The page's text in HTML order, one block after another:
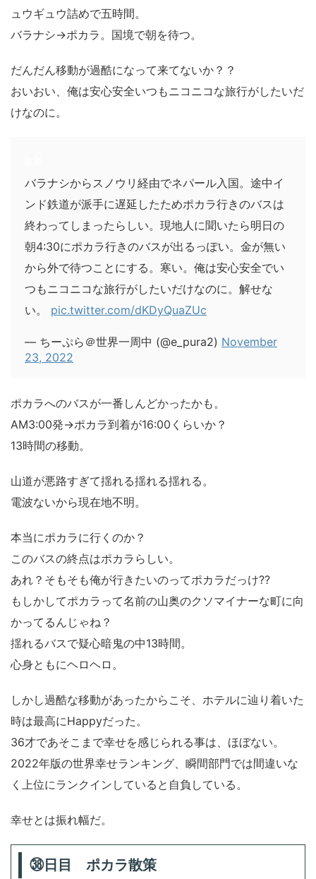
ュウギュウ詰めで五時間。
バラナシ→ポカラ。国境で朝を待つ。
だんだん移動が過酷になって来てないか？？
おいおい、俺は安心安全いつもニコニコな旅行がしたいだ
けなのに。
バラナシからスノウリ経由でネパール入国。途中イ
ンド鉄道が派手に遅延したためポカラ行きのバスは
終わってしまったらしい。現地人に聞いたら明日の
朝4:30にポカラ行きのバスが出るっぽい。金が無い
から外で待つことにする。寒い。俺は安心安全でい
つもニコニコな旅行がしたいだけなのに。解せな
い。 pic.twitter.com/dKDyQuaZUc
— ちーぷら＠世界一周中 (@e_pura2) November
23, 2022
ポカラへのバスが一番しんどかったかも。
AM3:00発→ポカラ到着が16:00くらいか？
13時間の移動。
山道が悪路すぎて揺れる揺れる揺れる。
電波ないから現在地不明。
本当にポカラに行くのか？
このバスの終点はポカラらしい。
あれ？そもそも俺が行きたいのってポカラだっけ??
もしかしてポカラって名前の山奥のクソマイナーな町に向
かってるんじゃね？
揺れるバスで疑心暗鬼の中13時間。
心身ともにヘロヘロ。
しかし過酷な移動があったからこそ、ホテルに辿り着いた
時は最高にHappyだった。
36才であそこまで幸せを感じられる事は、ほぼない。
2022年版の世界幸せランキング、瞬間部門では間違いな
く上位にランクインしていると自負している。
幸せとは振れ幅だ。
㊳日目 ポカラ散策